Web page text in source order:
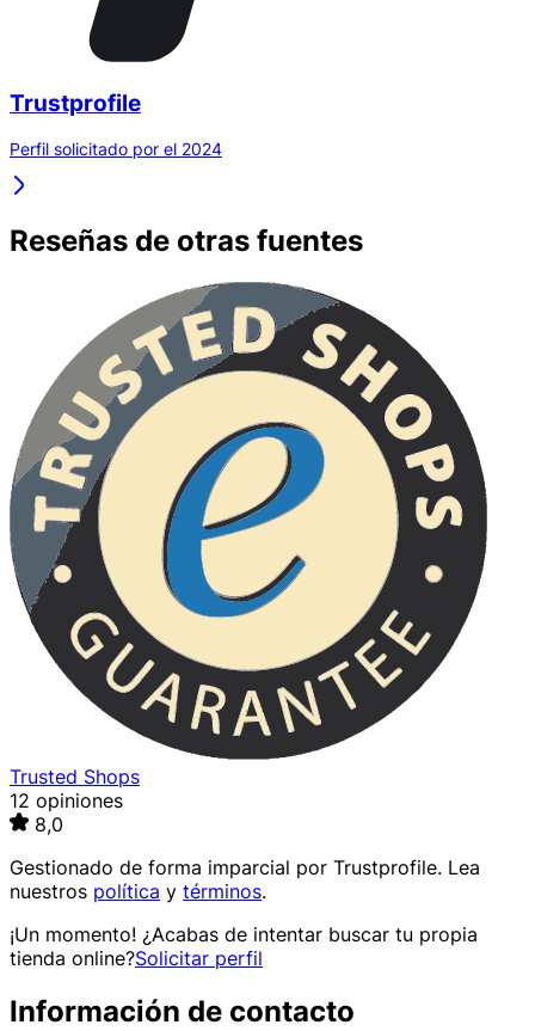
Trustprofile
Perfil solicitado por el 2024
Reseñas de otras fuentes
Trusted Shops
12 opiniones
8,0
Gestionado de forma imparcial por Trustprofile. Lea
nuestros política y términos.
¡Un momento! ¿Acabas de intentar buscar tu propia
tienda online?Solicitar perfil
Información de contacto